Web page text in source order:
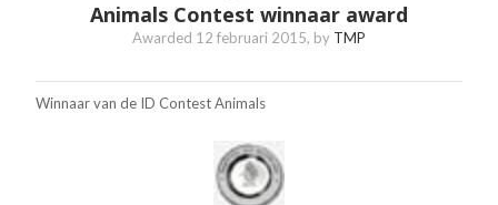
Animals Contest winnaar award
Awarded 12 februari 2015, by TMP
Winnaar van de ID Contest Animals